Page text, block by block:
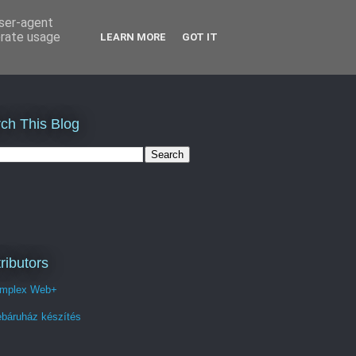
This Blog
Web+
készítés
agent
usage
LEARN MORE GOT IT